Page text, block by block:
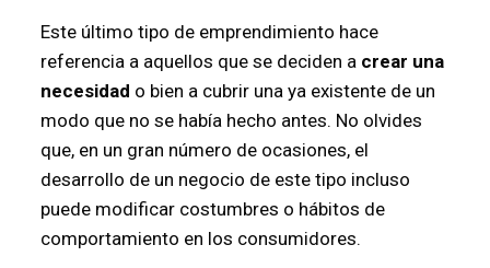
Este último tipo de emprendimiento hace
referencia a aquellos que se deciden a crear una
necesidad o bien a cubrir una ya existente de un
modo que no se había hecho antes. No olvides
que, en un gran número de ocasiones, el
desarrollo de un negocio de este tipo incluso
puede modificar costumbres o hábitos de
comportamiento en los consumidores.